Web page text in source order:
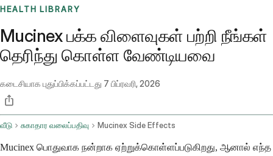
HEALTH LIBRARY
Mucinex பக்க விளைவுகள் பற்றி நீங்கள்
தெரிந்து கொள்ள வேண்டியவை
கடைசியாக புதுப்பிக்கப்பட்டது 7 பிப்ரவரி, 2026
வீடு சுகாதார வலைப்பதிவு Mucinex Side Effects
Mucinex பொதுவாக நன்றாக ஏற்றுக்கொள்ளப்படுகிறது, ஆனால் எந்த